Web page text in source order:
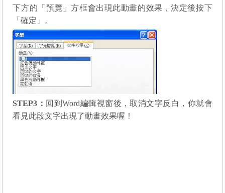
下方的「預覽」方框會出現此動畫的效果，決定後按下
「確定」。
STEP3 ： 回到Word編輯視窗後，取消文字反白，你就會
看見此段文字出現了動畫效果喔！